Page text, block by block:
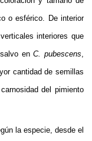
o esférico. De interior
interiores que
enC. pubescens
cantidad de semillas
del pimiento
la especie, desde el